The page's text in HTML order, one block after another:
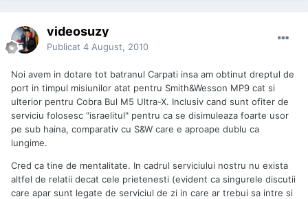
videosuzy
Publicat 4 August, 2010
Noi avem in dotare tot batranul Carpati insa am obtinut dreptul de
port in timpul misiunilor atat pentru Smith&Wesson MP9 cat si
ulterior pentru Cobra Bul M5 Ultra-X. Inclusiv cand sunt ofiter de
serviciu folosesc "israelitul" pentru ca se disimuleaza foarte usor
pe sub haina, comparativ cu S&W care e aproape dublu ca
lungime.
Cred ca tine de mentalitate. In cadrul serviciului nostru nu exista
altfel de relatii decat cele prietenesti (evident ca singurele discutii
care apar sunt legate de serviciul de zi in care ar trebui sa intre si